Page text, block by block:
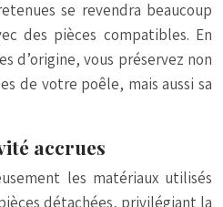
se revendra beaucoup
des pièces compatibles. En
d’origine, vous préservez non
de votre poêle, mais aussi sa
accrues
les matériaux utilisés
détachées, privilégiant la